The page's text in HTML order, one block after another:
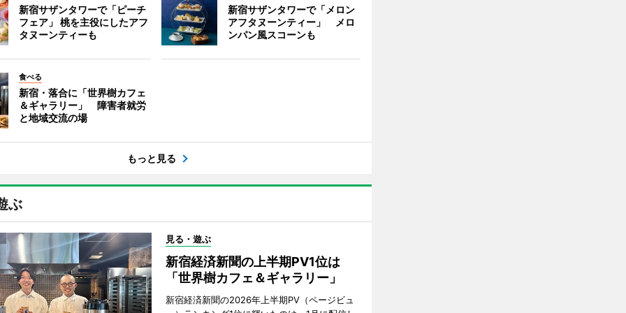
新宿サザンタワーで「ピーチ
フェア」 桃を主役にしたアフ
タヌーンティーも
新宿サザンタワーで「メロン
アフタヌーンティー」 メロ
ンパン風スコーンも
食べる
新宿・落合に「世界樹カフェ
＆ギャラリー」 障害者就労
と地域交流の場
もっと見る
ぶ
見る・遊ぶ
新宿経済新聞の上半期PV1位は
「世界樹カフェ＆ギャラリー」
新宿経済新聞の2026年上半期PV（ページビュ